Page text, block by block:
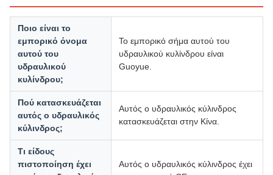
Ποιο είναι το
εμπορικό όνομα
αυτού του
υδραυλικού
κυλίνδρου;
Το εμπορικό σήμα αυτού του
υδραυλικού κυλίνδρου είναι
Guoyue.
Πού κατασκευάζεται
αυτός ο υδραυλικός
κύλινδρος;
Αυτός ο υδραυλικός κύλινδρος
κατασκευάζεται στην Κίνα.
Τι είδους
πιστοποίηση έχει
Αυτός ο υδραυλικός κύλινδρος έχει